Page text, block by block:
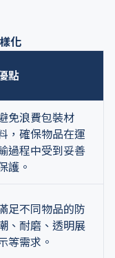
化
點
免浪費包裝材
，確保物品在運
過程中受到妥善
護。
足不同物品的防
、耐磨、透明展
等需求。